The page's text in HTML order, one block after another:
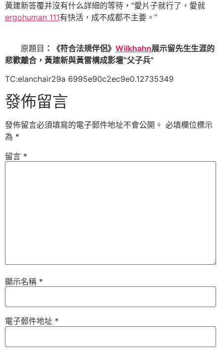
黃建新答覆并沒有什么詳細的等待，“愛片子就行了，愛就
ergohuman 111有快活，成不成都不主要。”
原題目 ：《符合法規伴侶》 Wilkhahn展示留先生生涯的
悲歡離合，黃建新與黃雷構成影壇“父子兵”
TC:elanchair29a 6995e90c2ec9e0.12735349
發佈留言
發佈留言必須填寫的電子郵件地址不會公開。 必填欄位標示
為 *
留言 *
顯示名稱 *
電子郵件地址 *